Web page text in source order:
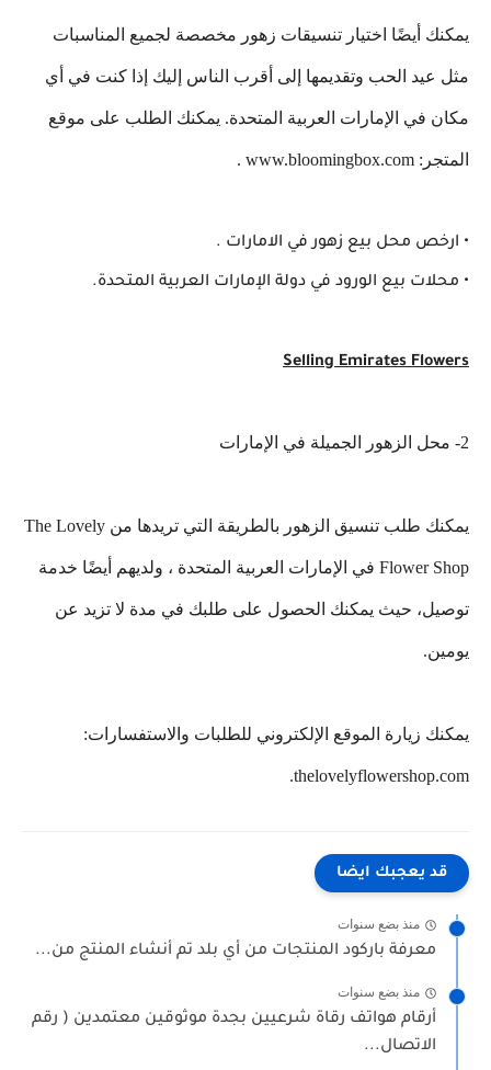
يمكنك أيضًا اختيار تنسيقات زهور مخصصة لجميع المناسبات
مثل عيد الحب وتقديمها إلى أقرب الناس إليك إذا كنت في أي
مكان في الإمارات العربية المتحدة. يمكنك الطلب على موقع
المتجر: www.bloomingbox.com .
• ارخص محل بيع زهور في الامارات .
• محلات بيع الورود في دولة الإمارات العربية المتحدة.
Selling Emirates Flowers
2- محل الزهور الجميلة في الإمارات
يمكنك طلب تنسيق الزهور بالطريقة التي تريدها من The Lovely
Flower Shop في الإمارات العربية المتحدة ، ولديهم أيضًا خدمة
توصيل، حيث يمكنك الحصول على طلبك في مدة لا تزيد عن
يومين.
يمكنك زيارة الموقع الإلكتروني للطلبات والاستفسارات:
thelovelyflowershop.com.
قد يعجبك ايضا
منذ بضع سنوات
معرفة باركود المنتجات من أي بلد تم أنشاء المنتج من...
منذ بضع سنوات
أرقام هواتف رقاة شرعيين بجدة موثوقين معتمدين ( رقم
الاتصال...